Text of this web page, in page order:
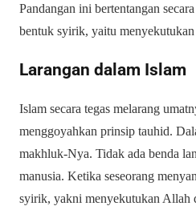
Pandangan ini bertentangan
bentuk syirik, yaitu
Larangan dalam Islam
Islam secara tegas melarang
menggoyahkan prinsip tauhid.
makhluk-Nya. Tidak ada benda
manusia. Ketika seseorang
syirik, yakni menyekutukan Allah